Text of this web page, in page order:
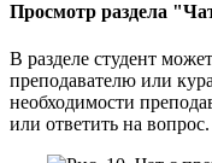
Просмотр раздела
В разделе студент
преподавателю или
необходимости
или ответить на вопрос.